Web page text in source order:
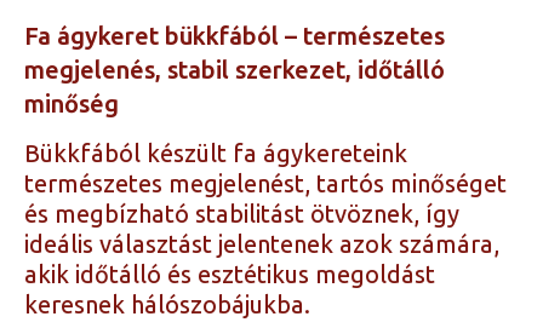
Fa ágykeret bükkfából – természetes
megjelenés, stabil szerkezet, időtálló
minőség
Bükkfából készült fa ágykereteink
természetes megjelenést, tartós minőséget
és megbízható stabilitást ötvöznek, így
ideális választást jelentenek azok számára,
akik időtálló és esztétikus megoldást
keresnek hálószobájukba.